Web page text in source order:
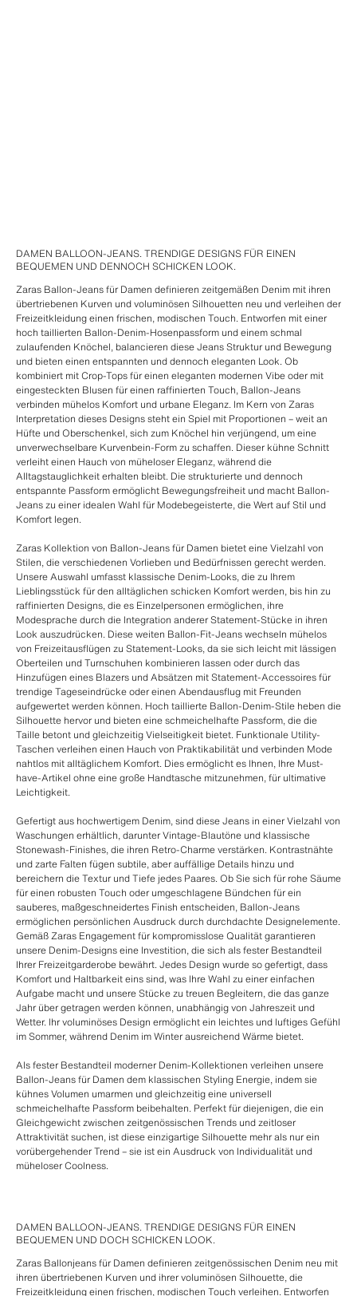
DAMEN BALLOON-JEANS. TRENDIGE DESIGNS FÜR EINEN
BEQUEMEN UND DENNOCH SCHICKEN LOOK.
Zaras Ballon-Jeans für Damen definieren zeitgemäßen Denim mit ihren
übertriebenen Kurven und voluminösen Silhouetten neu und verleihen der
Freizeitkleidung einen frischen, modischen Touch. Entworfen mit einer
hoch taillierten Ballon-Denim-Hosenpassform und einem schmal
zulaufenden Knöchel, balancieren diese Jeans Struktur und Bewegung
und bieten einen entspannten und dennoch eleganten Look. Ob
kombiniert mit Crop-Tops für einen eleganten modernen Vibe oder mit
eingesteckten Blusen für einen raffinierten Touch, Ballon-Jeans
verbinden mühelos Komfort und urbane Eleganz. Im Kern von Zaras
Interpretation dieses Designs steht ein Spiel mit Proportionen – weit an
Hüfte und Oberschenkel, sich zum Knöchel hin verjüngend, um eine
unverwechselbare Kurvenbein-Form zu schaffen. Dieser kühne Schnitt
verleiht einen Hauch von müheloser Eleganz, während die
Alltagstauglichkeit erhalten bleibt. Die strukturierte und dennoch
entspannte Passform ermöglicht Bewegungsfreiheit und macht Ballon-
Jeans zu einer idealen Wahl für Modebegeisterte, die Wert auf Stil und
Komfort legen.
Zaras Kollektion von Ballon-Jeans für Damen bietet eine Vielzahl von
Stilen, die verschiedenen Vorlieben und Bedürfnissen gerecht werden.
Unsere Auswahl umfasst klassische Denim-Looks, die zu Ihrem
Lieblingsstück für den alltäglichen schicken Komfort werden, bis hin zu
raffinierten Designs, die es Einzelpersonen ermöglichen, ihre
Modesprache durch die Integration anderer Statement-Stücke in ihren
Look auszudrücken. Diese weiten Ballon-Fit-Jeans wechseln mühelos
von Freizeitausflügen zu Statement-Looks, da sie sich leicht mit lässigen
Oberteilen und Turnschuhen kombinieren lassen oder durch das
Hinzufügen eines Blazers und Absätzen mit Statement-Accessoires für
trendige Tageseindrücke oder einen Abendausflug mit Freunden
aufgewertet werden können. Hoch taillierte Ballon-Denim-Stile heben die
Silhouette hervor und bieten eine schmeichelhafte Passform, die die
Taille betont und gleichzeitig Vielseitigkeit bietet. Funktionale Utility-
Taschen verleihen einen Hauch von Praktikabilität und verbinden Mode
nahtlos mit alltäglichem Komfort. Dies ermöglicht es Ihnen, Ihre Must-
have-Artikel ohne eine große Handtasche mitzunehmen, für ultimative
Leichtigkeit.
Gefertigt aus hochwertigem Denim, sind diese Jeans in einer Vielzahl von
Waschungen erhältlich, darunter Vintage-Blautöne und klassische
Stonewash-Finishes, die ihren Retro-Charme verstärken. Kontrastnähte
und zarte Falten fügen subtile, aber auffällige Details hinzu und
bereichern die Textur und Tiefe jedes Paares. Ob Sie sich für rohe Säume
für einen robusten Touch oder umgeschlagene Bündchen für ein
sauberes, maßgeschneidertes Finish entscheiden, Ballon-Jeans
ermöglichen persönlichen Ausdruck durch durchdachte Designelemente.
Gemäß Zaras Engagement für kompromisslose Qualität garantieren
unsere Denim-Designs eine Investition, die sich als fester Bestandteil
Ihrer Freizeitgarderobe bewährt. Jedes Design wurde so gefertigt, dass
Komfort und Haltbarkeit eins sind, was Ihre Wahl zu einer einfachen
Aufgabe macht und unsere Stücke zu treuen Begleitern, die das ganze
Jahr über getragen werden können, unabhängig von Jahreszeit und
Wetter. Ihr voluminöses Design ermöglicht ein leichtes und luftiges Gefühl
im Sommer, während Denim im Winter ausreichend Wärme bietet.
Als fester Bestandteil moderner Denim-Kollektionen verleihen unsere
Ballon-Jeans für Damen dem klassischen Styling Energie, indem sie
kühnes Volumen umarmen und gleichzeitig eine universell
schmeichelhafte Passform beibehalten. Perfekt für diejenigen, die ein
Gleichgewicht zwischen zeitgenössischen Trends und zeitloser
Attraktivität suchen, ist diese einzigartige Silhouette mehr als nur ein
vorübergehender Trend – sie ist ein Ausdruck von Individualität und
müheloser Coolness.
DAMEN BALLOON-JEANS. TRENDIGE DESIGNS FÜR EINEN
BEQUEMEN UND DOCH SCHICKEN LOOK.
Zaras Ballonjeans für Damen definieren zeitgenössischen Denim neu mit
ihren übertriebenen Kurven und ihrer voluminösen Silhouette, die
Freizeitkleidung einen frischen, modischen Touch verleihen. Entworfen